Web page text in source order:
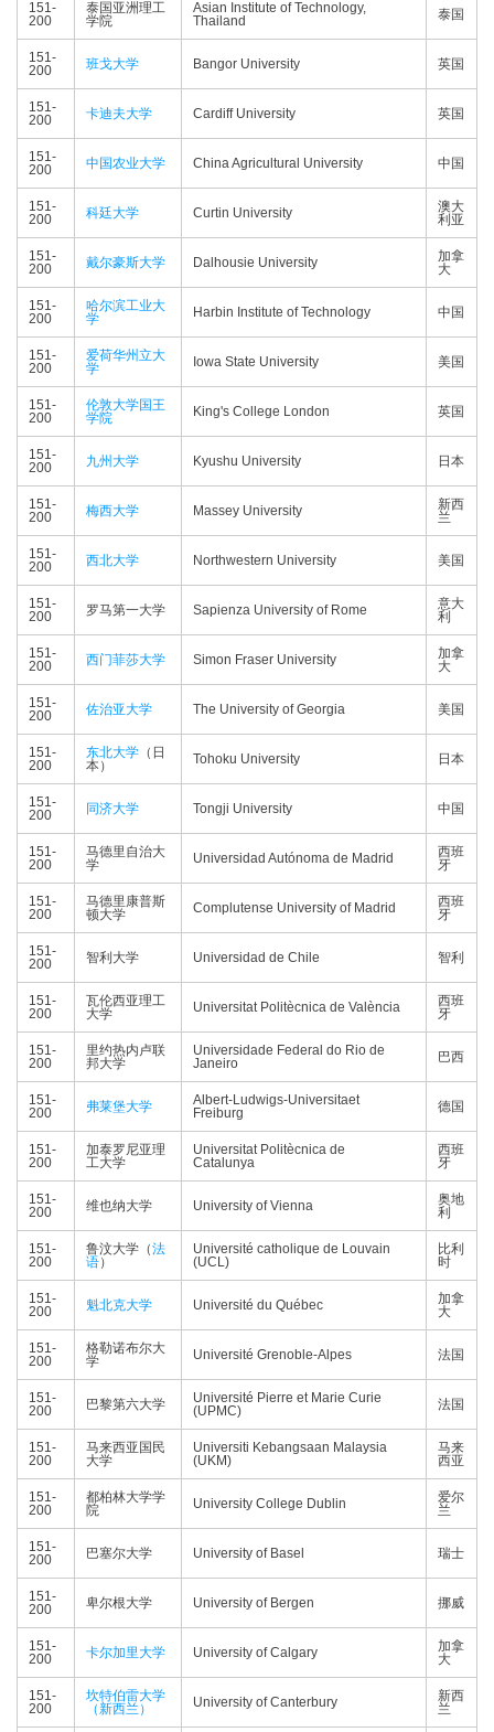
151-
200
泰国亚洲理工
学院
Asian Institute of Technology,
Thailand
泰国
151-
200
班戈大学 Bangor University 英国
151-
200
卡迪夫大学 Cardiff University 英国
151-
200
中国农业大学 China Agricultural University 中国
151-
200
科廷大学 Curtin University
澳大
利亚
151-
200
戴尔豪斯大学 Dalhousie University
加拿
大
151-
200
哈尔滨工业大
学
Harbin Institute of Technology 中国
151-
200
爱荷华州立大
学
Iowa State University 美国
151-
200
伦敦大学国王
学院
King's College London 英国
151-
200
九州大学 Kyushu University 日本
151-
200
梅西大学 Massey University
新西
兰
151-
200
西北大学 Northwestern University 美国
151-
200
罗马第一大学 Sapienza University of Rome
意大
利
151-
200
西门菲莎大学 Simon Fraser University
加拿
大
151-
200
佐治亚大学 The University of Georgia 美国
151-
200
东北大学 （日
本）
Tohoku University 日本
151-
200
同济大学 Tongji University 中国
151-
200
马德里自治大
学
Universidad Autónoma de Madrid
西班
牙
151-
200
马德里康普斯
顿大学
Complutense University of Madrid
西班
牙
151-
200
智利大学 Universidad de Chile 智利
151-
200
瓦伦西亚理工
大学
Universitat Politècnica de València
西班
牙
151-
200
里约热内卢联
邦大学
Universidade Federal do Rio de
Janeiro
巴西
151-
200
弗莱堡大学
Albert-Ludwigs-Universitaet
Freiburg
德国
151-
200
加泰罗尼亚理
工大学
Universitat Politècnica de
Catalunya
西班
牙
151-
200
维也纳大学 University of Vienna
奥地
利
151-
200
鲁汶大学（法
语）
Université catholique de Louvain
(UCL)
比利
时
151-
200
魁北克大学 Université du Québec
加拿
大
151-
200
格勒诺布尔大
学
Université Grenoble-Alpes 法国
151-
200
巴黎第六大学
Université Pierre et Marie Curie
(UPMC)
法国
151-
200
马来西亚国民
大学
Universiti Kebangsaan Malaysia
(UKM)
马来
西亚
151-
200
都柏林大学学
院
University College Dublin
爱尔
兰
151-
200
巴塞尔大学 University of Basel 瑞士
151-
200
卑尔根大学 University of Bergen 挪威
151-
200
卡尔加里大学 University of Calgary
加拿
大
151-
200
坎特伯雷大学
（新西兰）
University of Canterbury
新西
兰